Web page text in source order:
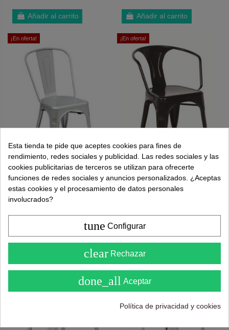
Añadir al carrito Añadir al carrito
¡En oferta!
Silla metálica de
diseño TOL, metal
Gris plata
57,00 €
119,00 €
¡En oferta!
Silla con brazos
TOLME de metal
negro
75,00 €
¡En oferta!
Esta tienda te pide que aceptes cookies para fines de
rendimiento, redes sociales y publicidad. Las redes sociales y las
cookies publicitarias de terceros se utilizan para ofrecerte
funciones de redes sociales y anuncios personalizados. ¿Aceptas
estas cookies y el procesamiento de datos personales
involucrados?
tune Configurar
clear Rechazar
done_all Aceptar
Política de privacidad y cookies